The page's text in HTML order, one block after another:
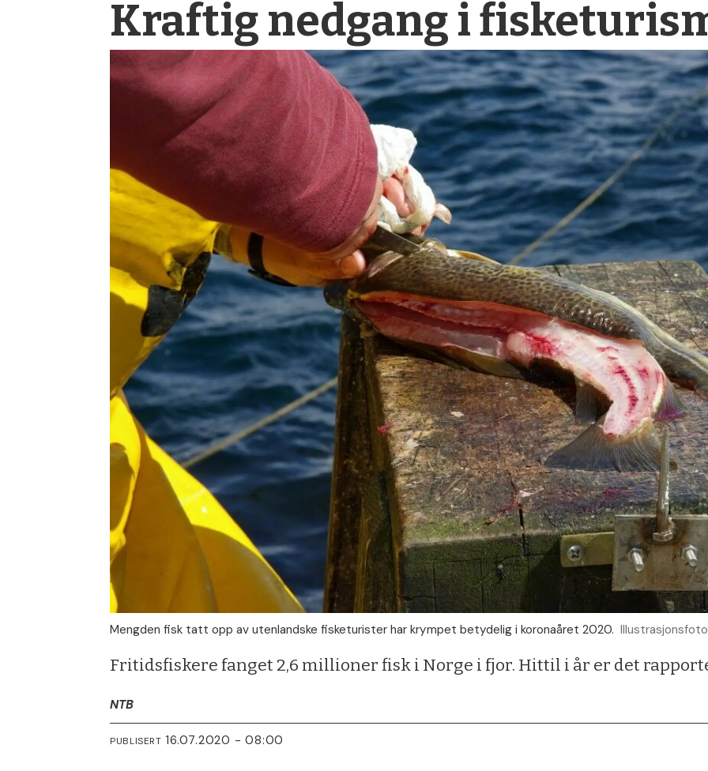
Kraftig nedgang i
Mengden fisk tatt opp av utenlandske fisketurister har krympet betydelig i koronaåret 2020.
Fritidsfiskere fanget 2,6 millioner fisk i Norge i fjor. Hittil i år er det
NTB
PUBLISERT 16.07.2020 - 08:00